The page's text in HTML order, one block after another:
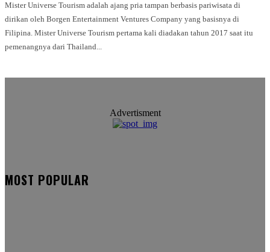
Mister Universe Tourism adalah ajang pria tampan berbasis pariwisata di
dirikan oleh Borgen Entertainment Ventures Company yang basisnya di
Filipina. Mister Universe Tourism pertama kali diadakan tahun 2017 saat itu
pemenangnya dari Thailand...
Advertisment
MOST POPULAR